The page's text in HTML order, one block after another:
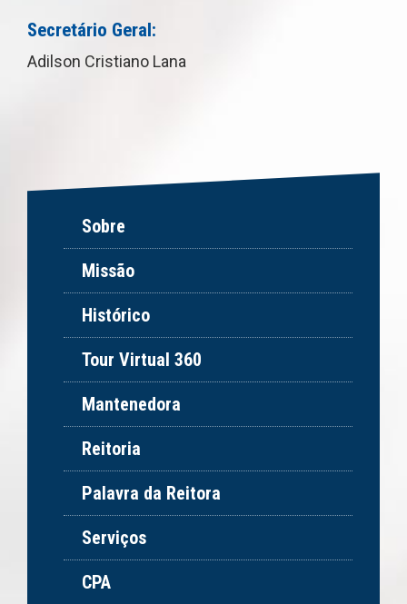
Secretário Geral:
Adilson Cristiano Lana
Sobre
Missão
Histórico
Tour Virtual 360
Mantenedora
Reitoria
Palavra da Reitora
Serviços
CPA